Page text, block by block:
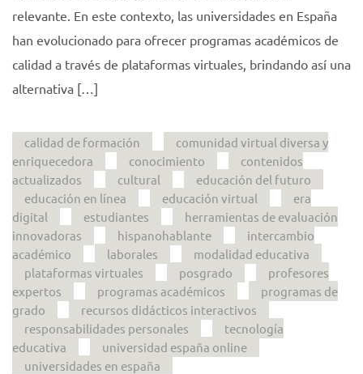
relevante. En este contexto, las universidades en España
han evolucionado para ofrecer programas académicos de
calidad a través de plataformas virtuales, brindando así una
alternativa […]
calidad de formación
comunidad virtual diversa y
enriquecedora
conocimiento
contenidos
actualizados
cultural
educación del futuro
educación en línea
educación virtual
era
digital
estudiantes
herramientas de evaluación
innovadoras
hispanohablante
intercambio
académico
laborales
modalidad educativa
plataformas virtuales
posgrado
profesores
expertos
programas académicos
programas de
grado
recursos didácticos interactivos
responsabilidades personales
tecnología
educativa
universidad españa online
universidades en españa